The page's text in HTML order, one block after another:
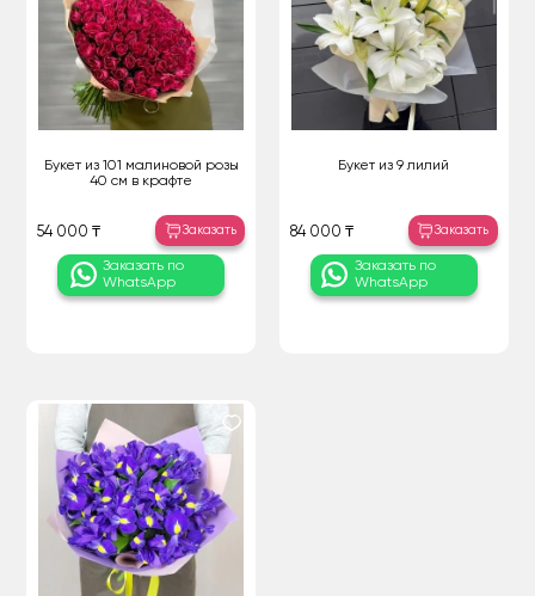
Букет из 101 малиновой розы
40 см в крафте
54 000 ₸ Заказать
Заказать по
WhatsApp
Букет из 9 лилий
84 000 ₸ Заказать
Заказать по
WhatsApp